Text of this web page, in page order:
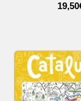
19,50